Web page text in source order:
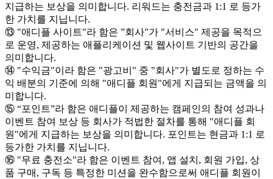
지급하는 보상을 의미합니다. 리워드는 충전금과 1:1 로 등가
한 가치를 지닙니다.
⑬ "애디플 사이트"라 함은 ”회사"가 "서비스" 제공을 목적으
로 운영, 제공하는 애플리케이션 및 웹사이트 기반의 공간을
의미합니다.
⑭ "수익금"이라 함은 "광고비" 중 "회사"가 별도로 정하는 수
익 배분의 기준에 의해 "애디플 회원"에게 지급되는 금액을 의
미합니다.
⑮ “포인트”라 함은 애디플이 제공하는 캠페인의 참여 성과나
이벤트 참여 보상 등 회사가 적법한 절차를 통해 "애디플 회
원"에게 지급하는 보상을 의미합니다. 포인트는 현금과 1:1 로
등가한 가치를 지닙니다.
⑯ "무료 충전소"라 함은 이벤트 참여, 앱 설치, 회원 가입, 상
품 구매, 구독 등 특정한 미션을 완수함으로써 애디플 회원이